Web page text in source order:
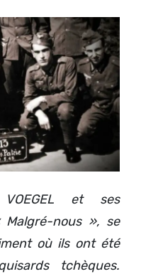
et ses
Malgré-nous », se
où ils ont été
tchèques.